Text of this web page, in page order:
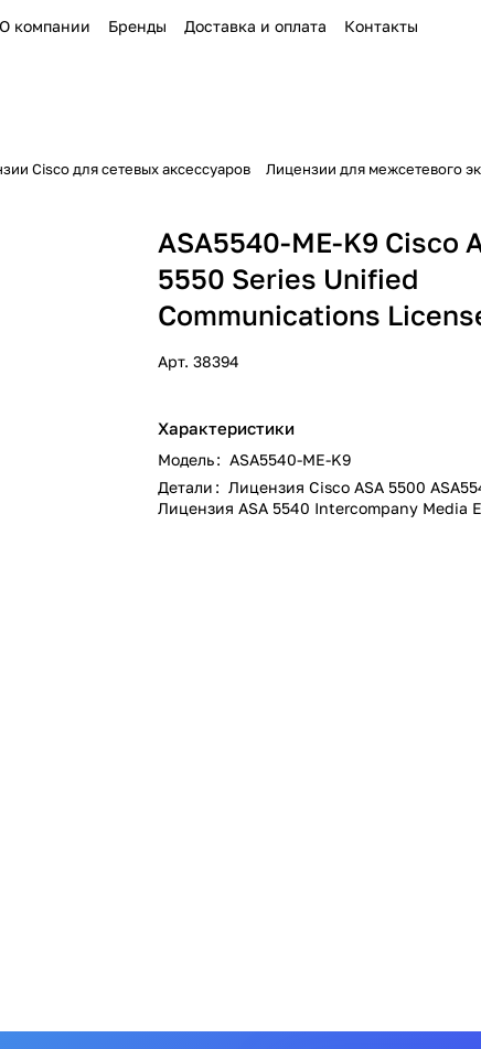
О компании Бренды Доставка и оплата Контакты
Cisco для сетевых аксессуаров Лицензии для межсетевого
ASA5540-ME-K9 Cisco
5550 Series Unified
Communications
Арт.38394
Характеристики
Модель: ASA5540-ME-K9
Детали: Лицензия Cisco ASA 5500
Лицензия ASA 5540 Intercompany Media